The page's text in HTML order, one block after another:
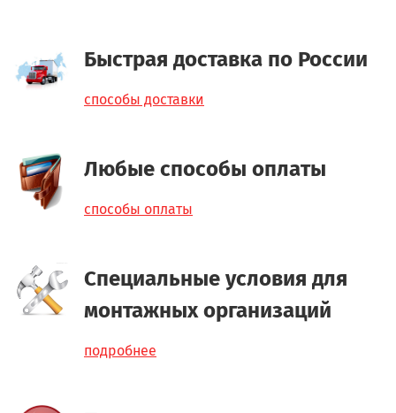
Быстрая доставка по России
способы доставки
Любые способы оплаты
способы оплаты
Специальные условия для
монтажных организаций
подробнее